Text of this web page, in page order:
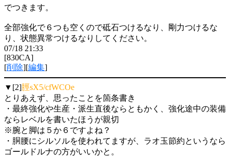
でつきます。
全部強化で６つも空くので砥石つけるなり、剛力つけるな
り、状態異常つけるなりしてください。
07/18 21:33
[830CA]
[削除][編集]
▼[2]脛sX5/cfWCOe
とりあえず、思ったことを箇条書き
・最終強化や生産・派生直後ならともかく、強化途中の装備
ならレベルを書いたほうが親切
※腕と脚は５か６ですよね？
・胴腰にシルソルを使われてますが、ラオ玉節約というなら
ゴールドルナの方がいいかと。